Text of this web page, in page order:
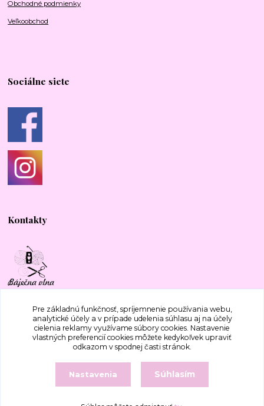
Obchodné podmienky
Veľkoobchod
Sociálne siete
Kontakty
+421 917 577 388
bajecnavlna@gmail.com
Pre základnú funkčnosť, spríjemnenie používania webu,
analytické účely a v prípade udelenia súhlasu aj na účely
cielenia reklamy využívame súbory cookies. Nastavenie
vlastných preferencií cookies môžete kedykoľvek upraviť
odkazom v spodnej časti stránok.
Nastavenia Súhlasím